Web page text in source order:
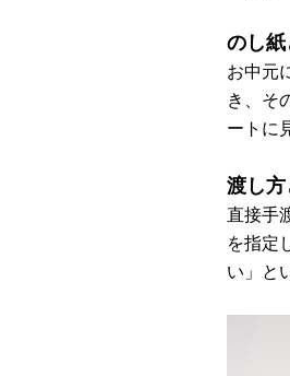
のし
お中元
き、そ
ートに
渡し方
直接手
を指定
い」と